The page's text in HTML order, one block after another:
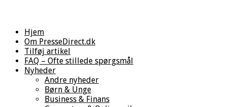
Hjem
Om PresseDirect.dk
Tilføj artikel
FAQ – Ofte stillede spørgsmål
Nyheder
Andre nyheder
Børn & Unge
Business & Finans